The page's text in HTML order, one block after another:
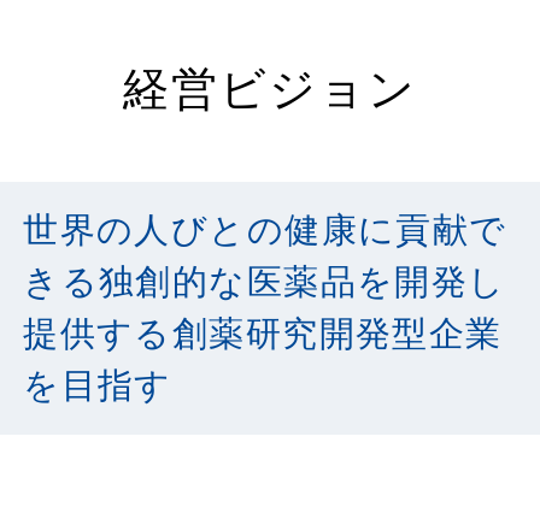
経営ビジョン
世界の人びとの健康に貢献で
きる独創的な医薬品を開発し
提供する創薬研究開発型企業
を目指す